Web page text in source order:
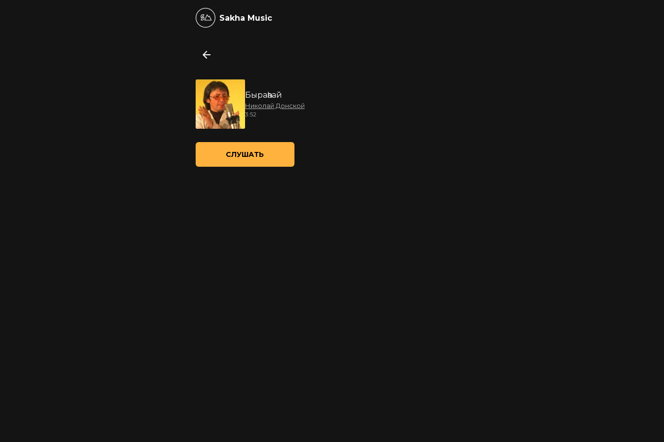
Sakha Music
Быраһаай
Николай Донской
3:52
СЛУШАТЬ